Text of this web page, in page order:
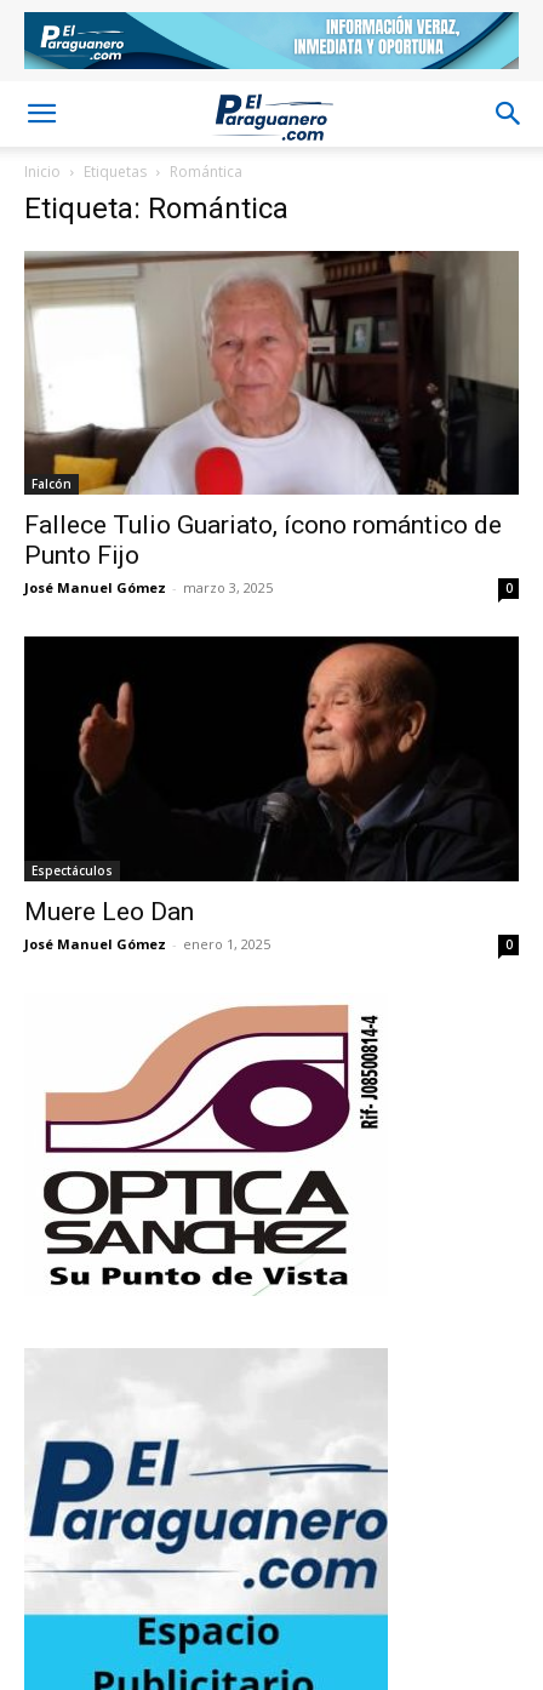
Inicio Etiquetas Romántica
Etiqueta: Romántica
Falcón
Fallece Tulio Guariato, ícono romántico de
Punto Fijo
José Manuel Gómez - marzo 3, 2025 0
Espectáculos
Muere Leo Dan
José Manuel Gómez - enero 1, 2025 0